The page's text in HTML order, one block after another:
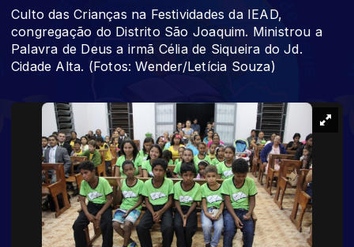
Culto das Crianças na Festividades da IEAD,
congregação do Distrito São Joaquim. Ministrou a
Palavra de Deus a irmã Célia de Siqueira do Jd.
Cidade Alta. (Fotos: Wender/Letícia Souza)